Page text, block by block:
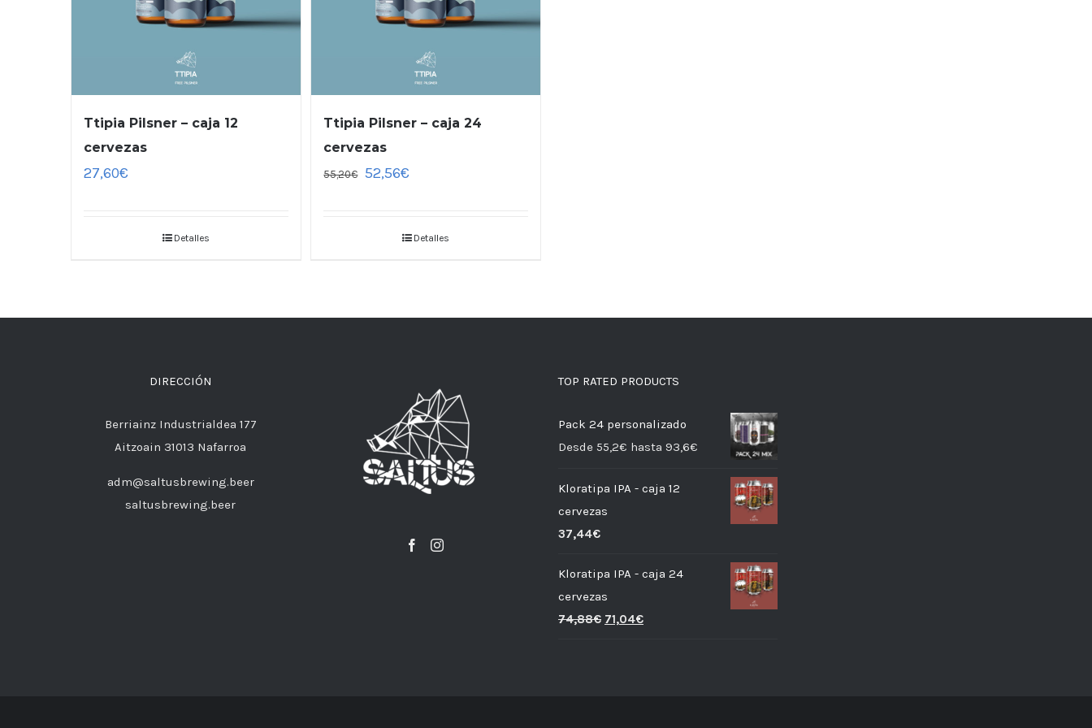
Ttipia Pilsner – caja 12
cervezas
27,60€
Detalles
Ttipia Pilsner – caja 24
cervezas
55,20€ 52,56€
Detalles
DIRECCIÓN
Berriainz Industrialdea 177
Aitzoain 31013 Nafarroa
adm@saltusbrewing.beer
saltusbrewing.beer
TOP RATED PRODUCTS
Pack 24 personalizado
Desde 55,2€ hasta 93,6€
Kloratipa IPA - caja 12
cervezas
37,44€
Kloratipa IPA - caja 24
cervezas
74,88€ 71,04€